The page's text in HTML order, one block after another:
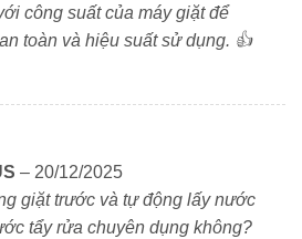
phù hợp cho các chất bẩn sâu
kết hợp với vòi phun áp lực
bẩn.
công suất của máy giặt để
toàn và hiệu suất sử dụng. 👍
– 20/12/2025
giặt trước và tự động lấy nước
tẩy rửa chuyên dụng không?